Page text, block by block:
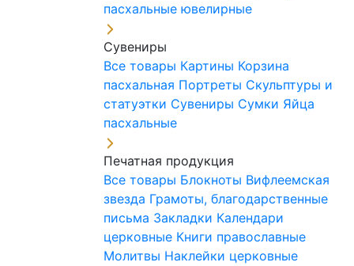
пасхальные ювелирные
Сувениры
Все товары Картины Корзина
пасхальная Портреты Скульптуры и
статуэтки Сувениры Сумки Яйца
пасхальные
Печатная продукция
Все товары Блокноты Вифлеемская
звезда Грамоты, благодарственные
письма Закладки Календари
церковные Книги православные
Молитвы Наклейки церковные